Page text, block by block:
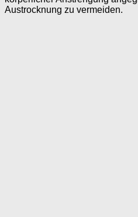
Austrocknung zu vermeiden.